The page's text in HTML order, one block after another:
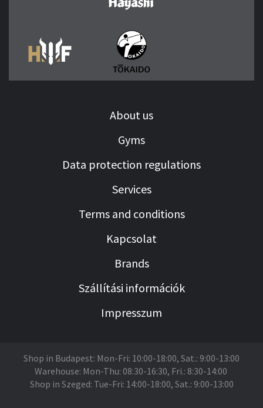
About us
Gyms
Data protection regulations
Services
Terms and conditions
Kapcsolat
Brands
Szállítási információk
Impresszum
Shop in Budapest: Mon-Fri: 10:00-18:00, Sat.: 9:00-13:00
Warehouse: Mon-Thu: 08:30-16:30, Fri.: 8:30-14:00
Shop in Szeged: Tue-Fri: 14:00-18:00, Sat.: 9:00-13:00